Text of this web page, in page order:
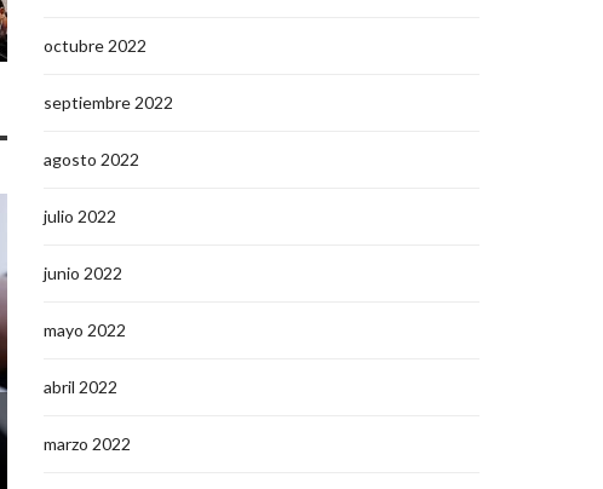
octubre 2022
septiembre 2022
agosto 2022
julio 2022
junio 2022
mayo 2022
abril 2022
marzo 2022